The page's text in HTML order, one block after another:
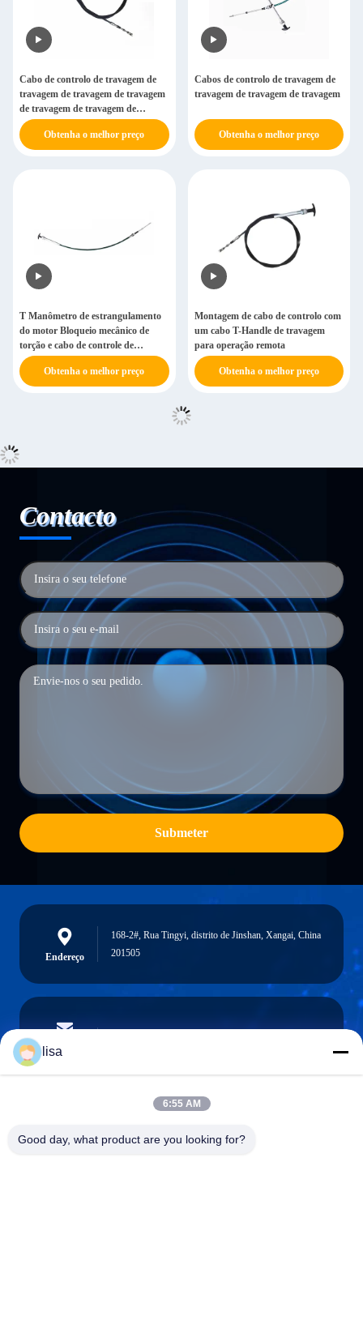
Cabo de controlo de travagem de
travagem de travagem de travagem
de travagem de travagem de
travagem de travagem de travagem
de travagemObtenha o melhor preço
Cabos de controlo de travagem de
travagem de travagem de travagem
Obtenha o melhor preço
T Manômetro de estrangulamento
do motor Bloqueio mecânico de
torção e cabo de controle de
puxação
Obtenha o melhor preço
Montagem de cabo de controlo com
um cabo T-Handle de travagem
para operação remota
Obtenha o melhor preço
Contacto
Submeter
Endereço
168-2#, Rua Tingyi, distrito de Jinshan, Xangai, China
201505
E-mail
Telefone
lisa
6:55 AM
Good day, what product are you looking for?